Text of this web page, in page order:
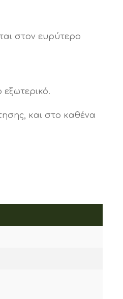
στον ευρύτερο
και στο καθένα